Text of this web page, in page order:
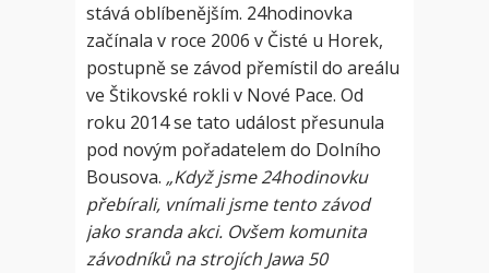
stává oblíbenějším. 24hodinovka
začínala v roce 2006 v Čisté u Horek,
postupně se závod přemístil do areálu
ve Štikovské rokli v Nové Pace. Od
roku 2014 se tato událost přesunula
pod novým pořadatelem do Dolního
Bousova. „Když jsme 24hodinovku
přebírali, vnímali jsme tento závod
jako sranda akci. Ovšem komunita
závodníků na strojích Jawa 50